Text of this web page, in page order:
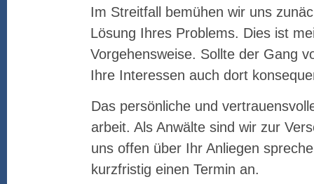
Im Streitfall bemühen wir uns
Lösung Ihres Problems. Dies ist
Vorgehensweise. Sollte der Gang
Ihre Interessen auch dort
Das persönliche und
arbeit. Als Anwälte sind wir zur
uns offen über Ihr Anliegen
kurzfristig einen Termin an.